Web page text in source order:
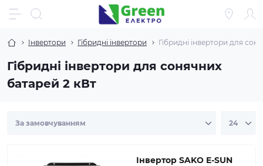
Iнвертори Гібридні інвертори Гібридні інвертори для
Гібридні інвертори для сонячних
батарей 2 кВт
Інвертор SAKO E-SUN